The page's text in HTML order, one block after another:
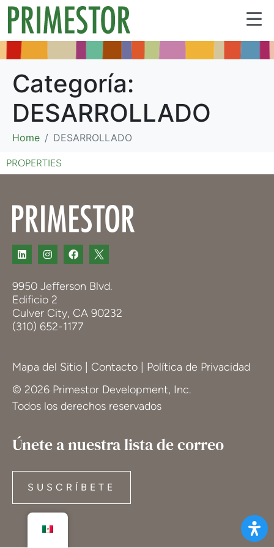
Categoría:
DESARROLLADO
Home DESARROLLADO
PROPERTIES
9950 Jefferson Blvd.
Edificio 2
Culver City, CA 90232
(310) 652-1177
Mapa del Sitio Contacto
Política de Privacidad
© 2026 Primestor Development, Inc.
Todos los derechos reservados
Únete a nuestra lista de correo
SUSCRÍBETE